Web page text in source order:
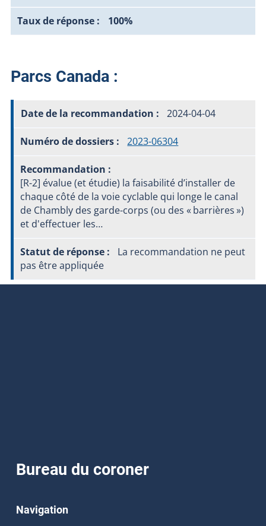
100%
Parcs Canada :
2024-04-04
2023-06304
[R-2] évalue (et étudie) la faisabilité d’installer de
chaque côté de la voie cyclable qui longe le canal
de Chambly des garde-corps (ou des « barrières »)
et d'effectuer les…
La recommandation ne peut
pas être appliquée
Bureau du coroner
Navigation